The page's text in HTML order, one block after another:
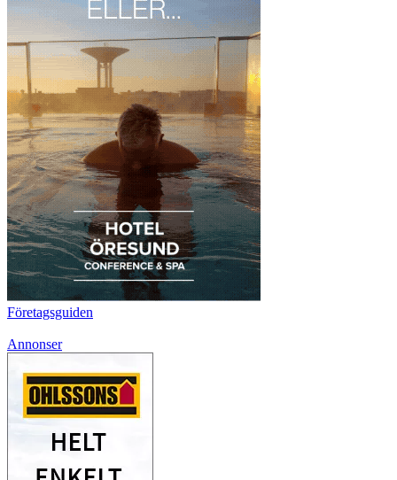
Företagsguiden
Annonser